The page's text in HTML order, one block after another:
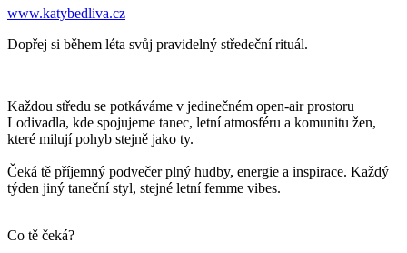
www.katybedliva.cz
Dopřej si během léta svůj pravidelný středeční rituál.
Každou středu se potkáváme v jedinečném open-air prostoru
Lodivadla, kde spojujeme tanec, letní atmosféru a komunitu žen,
které milují pohyb stejně jako ty.
Čeká tě příjemný podvečer plný hudby, energie a inspirace. Každý
týden jiný taneční styl, stejné letní femme vibes.
Co tě čeká?